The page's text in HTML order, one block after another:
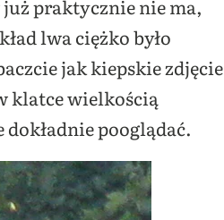
praktycznie nie ma,
lwa ciężko było
jak kiepskie zdjęcie
klatce wielkością
pooglądać.